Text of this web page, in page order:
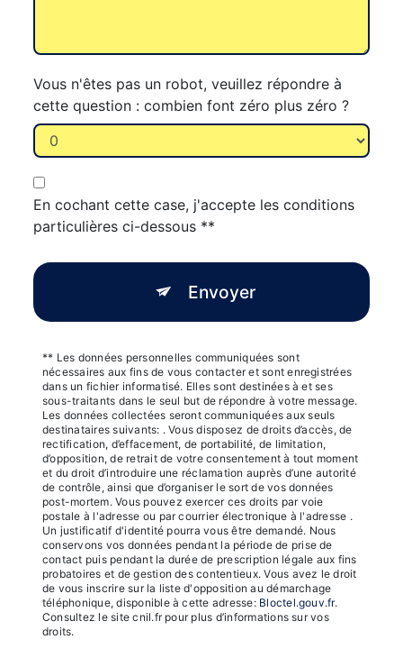
Vous n'êtes pas un robot, veuillez répondre à
cette question : combien font zéro plus zéro ?
En cochant cette case, j'accepte les conditions
particulières ci-dessous **
Envoyer
** Les données personnelles communiquées sont
nécessaires aux fins de vous contacter et sont enregistrées
dans un fichier informatisé. Elles sont destinées à et ses
sous-traitants dans le seul but de répondre à votre message.
Les données collectées seront communiquées aux seuls
destinataires suivants: . Vous disposez de droits d’accès, de
rectification, d’effacement, de portabilité, de limitation,
d’opposition, de retrait de votre consentement à tout moment
et du droit d’introduire une réclamation auprès d’une autorité
de contrôle, ainsi que d’organiser le sort de vos données
post-mortem. Vous pouvez exercer ces droits par voie
postale à l'adresse ou par courrier électronique à l'adresse .
Un justificatif d'identité pourra vous être demandé. Nous
conservons vos données pendant la période de prise de
contact puis pendant la durée de prescription légale aux fins
probatoires et de gestion des contentieux. Vous avez le droit
de vous inscrire sur la liste d'opposition au démarchage
téléphonique, disponible à cette adresse: Bloctel.gouv.fr.
Consultez le site cnil.fr pour plus d’informations sur vos
droits.